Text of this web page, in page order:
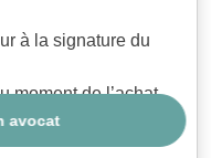
avocat
à la signature du
moment de l’achat
de